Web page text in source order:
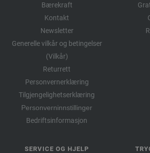
Bærekraft
Kontakt
Newsletter
Generelle vilkår og betingelser
(Vilkår)
Returrett
Personvernerklæring
Tilgjengelighetserklæring
Personverninnstillinger
Bedriftsinformasjon
SERVICE OG HJELP